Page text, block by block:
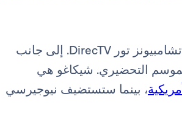
عدداً من أفضل الفرق في أوروبا في سوكر تشامبيونز تور DirecTV. إلى جانب
التحضيري. شيكاغو هي
، بينما ستستضيف نيوجيرسي